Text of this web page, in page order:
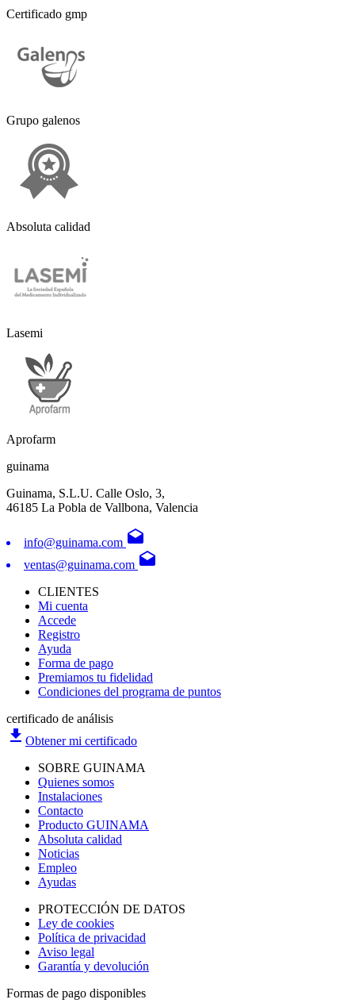
Certificado gmp
Grupo galenos
Absoluta calidad
Lasemi
Aprofarm
guinama
Guinama, S.L.U. Calle Oslo, 3,
46185 La Pobla de Vallbona, Valencia
info@guinama.com drafts
ventas@guinama.com drafts
CLIENTES
Mi cuenta
Accede
Registro
Ayuda
Forma de pago
Premiamos tu fidelidad
Condiciones del programa de puntos
certificado de análisis
file_download Obtener mi certificado
SOBRE GUINAMA
Quienes somos
Instalaciones
Contacto
Producto GUINAMA
Absoluta calidad
Noticias
Empleo
Ayudas
PROTECCIÓN DE DATOS
Ley de cookies
Política de privacidad
Aviso legal
Garantía y devolución
Formas de pago disponibles